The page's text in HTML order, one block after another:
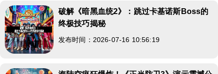
破解《暗黑血统2》：跳过卡基诺斯Boss的
终极技巧揭秘
发布时间：2026-07-16 10:56:19